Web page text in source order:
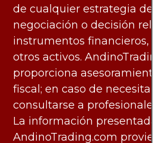
de cualquier estrategia de
negociación o decisión
instrumentos financieros,
otros activos.
proporciona
fiscal; en caso de
consultarse a
La información presentada
AndinoTrading.com